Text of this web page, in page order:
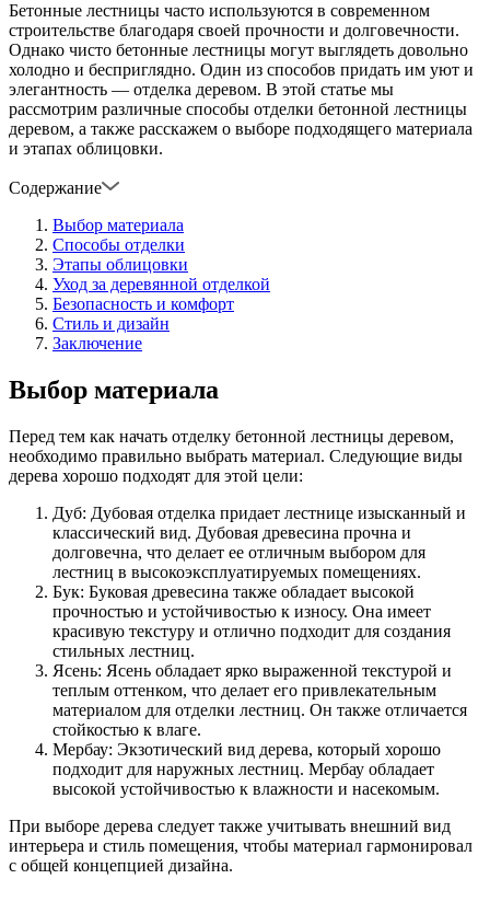
Бетонные лестницы часто используются в современном
строительстве благодаря своей прочности и долговечности.
Однако чисто бетонные лестницы могут выглядеть довольно
холодно и бесприглядно. Один из способов придать им уют и
элегантность — отделка деревом. В этой статье мы
рассмотрим различные способы отделки бетонной лестницы
деревом, а также расскажем о выборе подходящего материала
и этапах облицовки.
Содержание
Выбор материала
Способы отделки
Этапы облицовки
Уход за деревянной отделкой
Безопасность и комфорт
Стиль и дизайн
Заключение
Выбор материала
Перед тем как начать отделку бетонной лестницы деревом,
необходимо правильно выбрать материал. Следующие виды
дерева хорошо подходят для этой цели:
Дуб: Дубовая отделка придает лестнице изысканный и
классический вид. Дубовая древесина прочна и
долговечна, что делает ее отличным выбором для
лестниц в высокоэксплуатируемых помещениях.
Бук: Буковая древесина также обладает высокой
прочностью и устойчивостью к износу. Она имеет
красивую текстуру и отлично подходит для создания
стильных лестниц.
Ясень: Ясень обладает ярко выраженной текстурой и
теплым оттенком, что делает его привлекательным
материалом для отделки лестниц. Он также отличается
стойкостью к влаге.
Мербау: Экзотический вид дерева, который хорошо
подходит для наружных лестниц. Мербау обладает
высокой устойчивостью к влажности и насекомым.
При выборе дерева следует также учитывать внешний вид
интерьера и стиль помещения, чтобы материал гармонировал
с общей концепцией дизайна.